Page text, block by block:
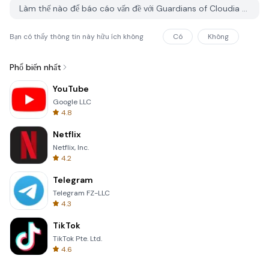
Làm thế nào để báo cáo vấn đề với Guardians of Cloudia trên PGYER APK HUB?
Bạn có thấy thông tin này hữu ích không Có Không
Phổ biến nhất
YouTube
Google LLC
4.8
Netflix
Netflix, Inc.
4.2
Telegram
Telegram FZ-LLC
4.3
TikTok
TikTok Pte. Ltd.
4.6